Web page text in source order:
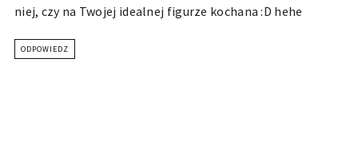
niej, czy na Twojej idealnej figurze kochana :D hehe
ODPOWIEDZ